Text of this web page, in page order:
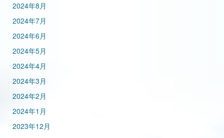
2024年8月
2024年7月
2024年6月
2024年5月
2024年4月
2024年3月
2024年2月
2024年1月
2023年12月